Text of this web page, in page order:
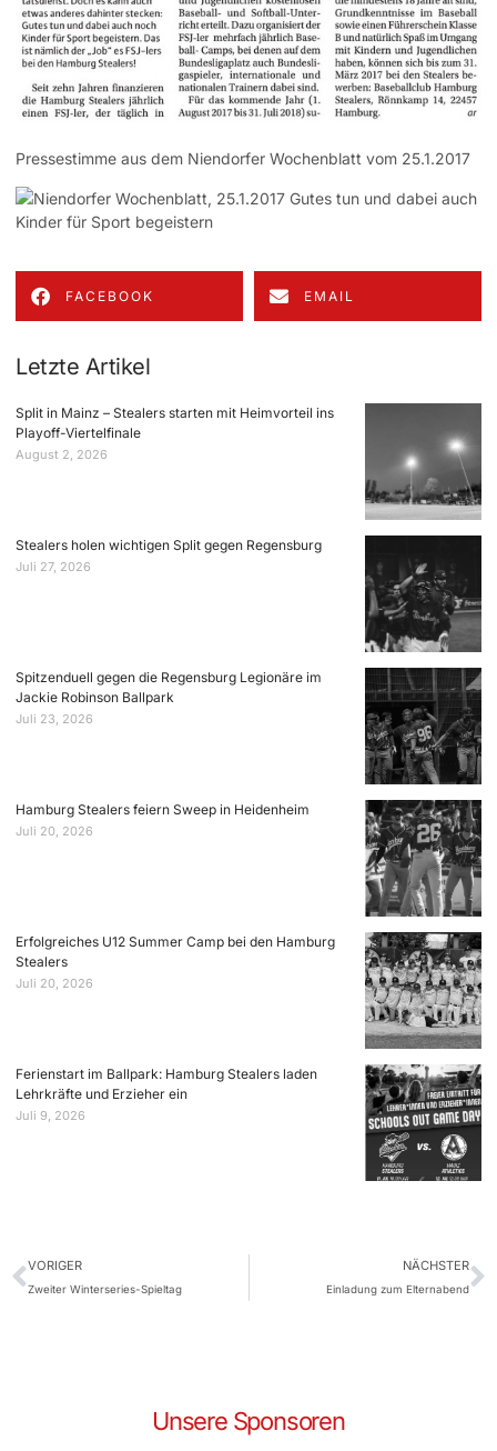
Pressestimme aus dem Niendorfer Wochenblatt vom 25.1.2017
FACEBOOK EMAIL
Letzte Artikel
Split in Mainz – Stealers starten mit Heimvorteil ins
Playoff-Viertelfinale
August 2, 2026
Stealers holen wichtigen Split gegen Regensburg
Juli 27, 2026
Spitzenduell gegen die Regensburg Legionäre im
Jackie Robinson Ballpark
Juli 23, 2026
Hamburg Stealers feiern Sweep in Heidenheim
Juli 20, 2026
Erfolgreiches U12 Summer Camp bei den Hamburg
Stealers
Juli 20, 2026
Ferienstart im Ballpark: Hamburg Stealers laden
Lehrkräfte und Erzieher ein
Juli 9, 2026
VORIGER
Zweiter Winterseries-Spieltag
NÄCHSTER
Einladung zum Elternabend
Unsere Sponsoren